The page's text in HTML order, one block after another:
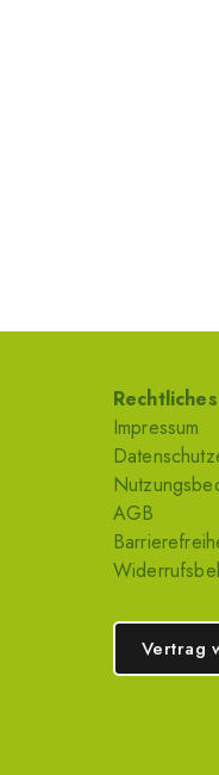
Rechtliches
Impressum
AGB
Vertrag